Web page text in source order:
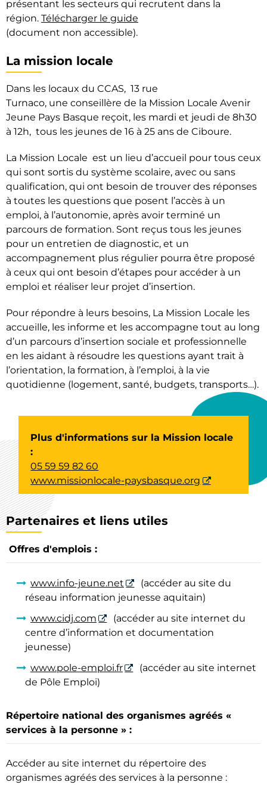
présentant les secteurs qui recrutent dans la
région. Télécharger le guide
(document non accessible).
La mission locale
Dans les locaux du CCAS, 13 rue
Turnaco, une conseillère de la Mission Locale Avenir
Jeune Pays Basque reçoit, les mardi et jeudi de 8h30
à 12h, tous les jeunes de 16 à 25 ans de Ciboure.
La Mission Locale est un lieu d’accueil pour tous ceux
qui sont sortis du système scolaire, avec ou sans
qualification, qui ont besoin de trouver des réponses
à toutes les questions que posent l’accès à un
emploi, à l’autonomie, après avoir terminé un
parcours de formation. Sont reçus tous les jeunes
pour un entretien de diagnostic, et un
accompagnement plus régulier pourra être proposé
à ceux qui ont besoin d’étapes pour accéder à un
emploi et réaliser leur projet d’insertion.
Pour répondre à leurs besoins, La Mission Locale les
accueille, les informe et les accompagne tout au long
d’un parcours d’insertion sociale et professionnelle
en les aidant à résoudre les questions ayant trait à
l’orientation, la formation, à l’emploi, à la vie
quotidienne (logement, santé, budgets, transports…).
Plus d'informations sur la Mission locale
:
05 59 59 82 60
www.missionlocale-paysbasque.org
Partenaires et liens utiles
Offres d'emplois :
www.info-jeune.net
(accéder au site du
réseau information jeunesse aquitain)
www.cidj.com
(accéder au site internet du
centre d’information et documentation
jeunesse)
www.pole-emploi.fr
(accéder au site internet
de Pôle Emploi)
Répertoire national des organismes agréés «
services à la personne » :
Accéder au site internet du répertoire des
organismes agréés des services à la personne :